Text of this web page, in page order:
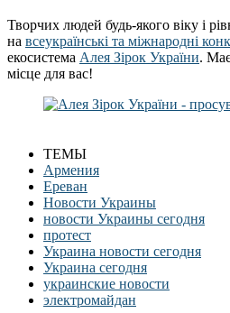
Творчих людей будь-якого віку і
на всеукраїнські та міжнародні
екосистема Алея Зірок України.
місце для вас!
ТЕМЫ
Армения
Ереван
Новости Украины
новости Украины сегодня
протест
Украина новости сегодня
Украина сегодня
украинские новости
электромайдан